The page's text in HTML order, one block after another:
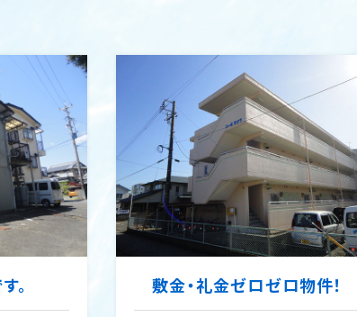
。 敷金・礼金ゼロゼロ物件！